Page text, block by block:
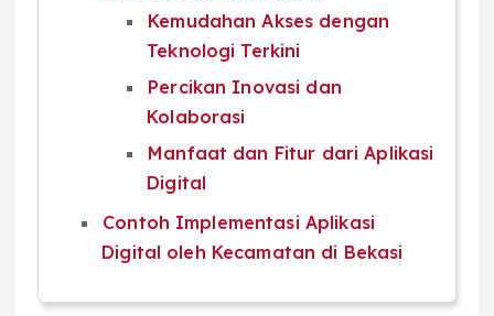
Kemudahan Akses dengan
Teknologi Terkini
Percikan Inovasi dan
Kolaborasi
Manfaat dan Fitur dari Aplikasi
Digital
Contoh Implementasi Aplikasi
Digital oleh Kecamatan di Bekasi